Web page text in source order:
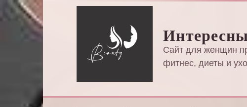
Перейти
к
контенту
Сайт для женщин
фитнес, диеты и